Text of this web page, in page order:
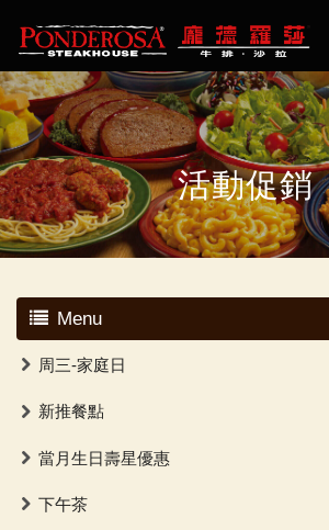
活動促銷
Menu
周三-家庭日
新推餐點
當月生日壽星優惠
下午茶